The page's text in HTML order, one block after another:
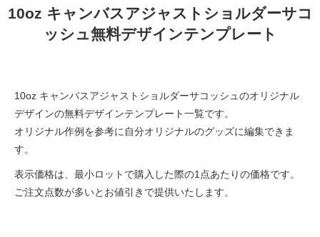
10oz キャンバスアジャストショルダーサコ
ッシュ無料デザインテンプレート
10oz キャンバスアジャストショルダーサコッシュのオリジナル
デザインの無料デザインテンプレート一覧です。
オリジナル作例を参考に自分オリジナルのグッズに編集できま
す。
表示価格は、最小ロットで購入した際の1点あたりの価格です。
ご注文点数が多いとお値引きで提供いたします。